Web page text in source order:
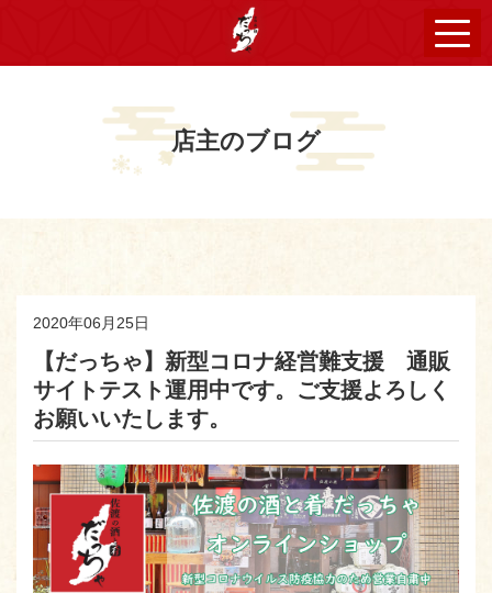
店主のブログ
2020年06月25日
【だっちゃ】新型コロナ経営難支援 通販
サイトテスト運用中です。ご支援よろしく
お願いいたします。